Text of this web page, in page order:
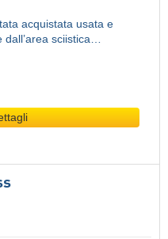
acquistata usata e
sciistica…